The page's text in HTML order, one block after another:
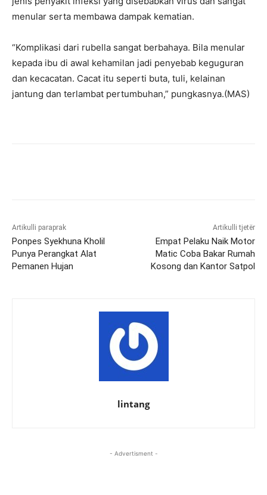
menular serta membawa dampak kematian.
“Komplikasi dari rubella sangat berbahaya. Bila menular
kepada ibu di awal kehamilan jadi penyebab keguguran
dan kecacatan. Cacat itu seperti buta, tuli, kelainan
jantung dan terlambat pertumbuhan,” pungkasnya.(MAS)
Artikulli paraprak
Ponpes Syekhuna Kholil
Punya Perangkat Alat
Pemanen Hujan
Artikulli tjetër
Empat Pelaku Naik Motor
Matic Coba Bakar Rumah
Kosong dan Kantor Satpol
lintang
- Advertisment -